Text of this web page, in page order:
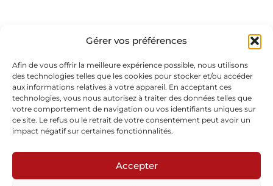
Gérer vos préférences
Afin de vous offrir la meilleure expérience possible, nous utilisons
des technologies telles que les cookies pour stocker et/ou accéder
aux informations relatives à votre appareil. En acceptant ces
technologies, vous nous autorisez à traiter des données telles que
votre comportement de navigation ou vos identifiants uniques sur
ce site. Le refus ou le retrait de votre consentement peut avoir un
impact négatif sur certaines fonctionnalités.
Accepter
Variations Picturales I
En savoir plus